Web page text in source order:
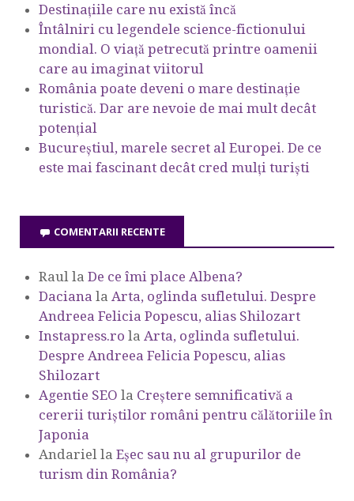
Destinațiile care nu există încă
Întâlniri cu legendele science-fictionului
mondial. O viață petrecută printre oamenii
care au imaginat viitorul
România poate deveni o mare destinație
turistică. Dar are nevoie de mai mult decât
potențial
Bucureștiul, marele secret al Europei. De ce
este mai fascinant decât cred mulți turiști
COMENTARII RECENTE
Raul la De ce îmi place Albena?
Daciana la Arta, oglinda sufletului. Despre
Andreea Felicia Popescu, alias Shilozart
Instapress.ro la Arta, oglinda sufletului.
Despre Andreea Felicia Popescu, alias
Shilozart
Agentie SEO la Creștere semnificativă a
cererii turiștilor români pentru călătoriile în
Japonia
Andariel la Eşec sau nu al grupurilor de
turism din România?